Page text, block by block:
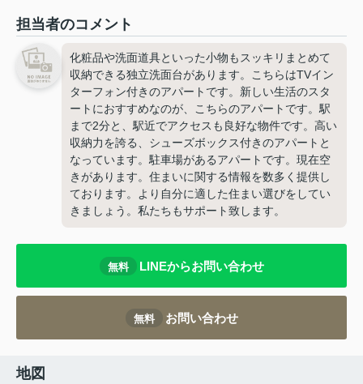
担当者のコメント
化粧品や洗面道具といった小物もスッキリまとめて
収納できる独立洗面台があります。こちらはTVイン
ターフォン付きのアパートです。新しい生活のスタ
ートにおすすめなのが、こちらのアパートです。駅
まで2分と、駅近でアクセスも良好な物件です。高い
収納力を誇る、シューズボックス付きのアパートと
なっています。駐車場があるアパートです。現在空
きがあります。住まいに関する情報を数多く提供し
ております。より自分に適した住まい選びをしてい
きましょう。私たちもサポート致します。
無料 LINEからお問い合わせ
無料 お問い合わせ
地図